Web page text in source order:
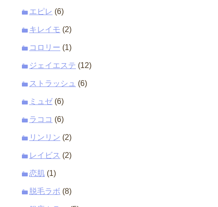
エピレ (6)
キレイモ (2)
コロリー (1)
ジェイエステ (12)
ストラッシュ (6)
ミュゼ (6)
ラココ (6)
リンリン (2)
レイビス (2)
恋肌 (1)
脱毛ラボ (8)